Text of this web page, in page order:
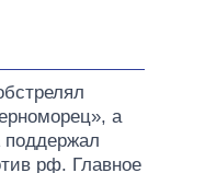
а
рф. Главное